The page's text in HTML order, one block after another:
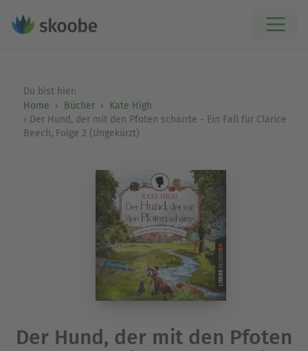
Du bist hier:
Home
Bücher
Kate High
Der Hund, der mit den Pfoten scharrte - Ein Fall für Clarice
Beech, Folge 2 (Ungekürzt)
Der Hund, der mit den Pfoten